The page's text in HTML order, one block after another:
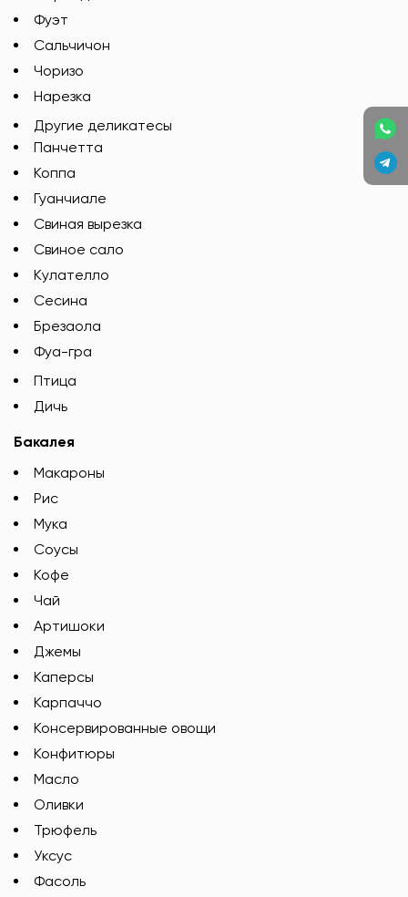
Фуэт
Сальчичон
Чоризо
Нарезка
Другие деликатесы
Панчетта
Коппа
Гуанчиале
Свиная вырезка
Свиное сало
Кулателло
Сесина
Брезаола
Фуа-гра
Птица
Дичь
Бакалея
Макароны
Рис
Мука
Соусы
Кофе
Чай
Артишоки
Джемы
Каперсы
Карпаччо
Консервированные овощи
Конфитюры
Масло
Оливки
Трюфель
Уксус
Фасоль